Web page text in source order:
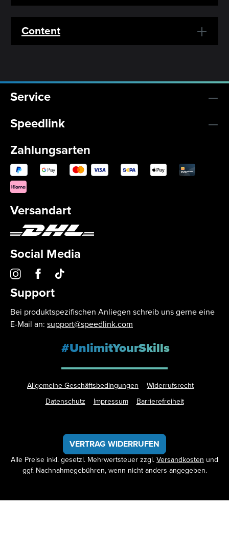
Content
Service
Speedlink
Zahlungsarten
Versandart
Social Media
Support
Bei produktspezifischen Anliegen schreib uns gerne eine
E-Mail an: support@speedlink.com
#UnlimitYourSkills
Allgemeine Geschäftsbedingungen
Widerrufsrecht
Datenschutz
Impressum Barrierefreiheit
VERTRAG WIDERRUFEN
Alle Preise inkl. gesetzl. Mehrwertsteuer zzgl.Versandkosten und
ggf. Nachnahmegebühren, wenn nicht anders angegeben.